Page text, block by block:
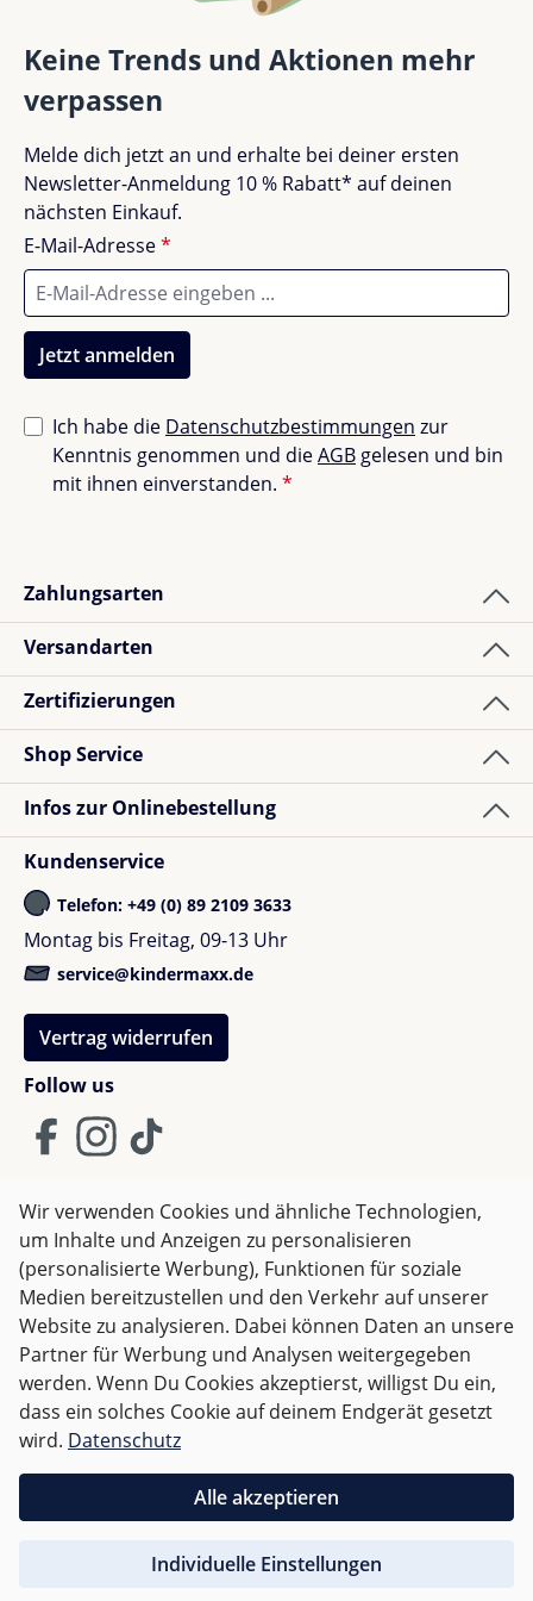
Keine Bewertungen gefunden. Teile deine
Erfahrungen mit anderen.
Keine Trends und Aktionen mehr
verpassen
Melde dich jetzt an und erhalte bei deiner ersten
Newsletter-Anmeldung 10 % Rabatt* auf deinen
nächsten Einkauf.
E-Mail-Adresse*
Jetzt anmelden
Ich habe die Datenschutzbestimmungen zur
Kenntnis genommen und dieAGB gelesen und bin
mit ihnen einverstanden. *
Zahlungsarten
Versandarten
Zertifizierungen
Follow us
Shop Service
Infos zur Onlinebestellung
Kundenservice
Telefon: +49 (0) 89 2109 3633
Montag bis Freitag, 09-13 Uhr
service@kindermaxx.de
Vertrag widerrufen
AGB Impressum
Datenschutz
Widerrufsrecht
Alle Preise inkl. gesetzl. Mehrwertsteuer zzgl.Versandkosten
und ggf. Nachnahmegebühren, wenn nicht anders
angegeben.
Für Deutschland sind Bestellungen ab 50,- EUR
versandkostenfrei.
Für andere Länder wird nachGewicht abgerechnet
Wir verwenden Cookies und ähnliche Technologien,
um Inhalte und Anzeigen zu personalisieren
(personalisierte Werbung), Funktionen für soziale
Medien bereitzustellen und den Verkehr auf unserer
Website zu analysieren. Dabei können Daten an unsere
Partner für Werbung und Analysen weitergegeben
werden. Wenn Du Cookies akzeptierst, willigst Du ein,
dass ein solches Cookie auf deinem Endgerät gesetzt
wird. Datenschutz
Individuelle Einstellungen
Alle akzeptieren